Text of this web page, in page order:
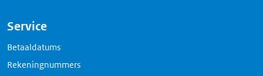
Service
Betaaldatums
Rekeningnummers